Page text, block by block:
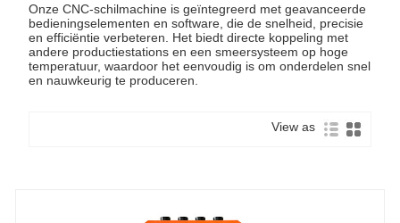
Onze CNC-schilmachine is geïntegreerd met geavanceerde
bedieningselementen en software, die de snelheid, precisie
en efficiëntie verbeteren. Het biedt directe koppeling met
andere productiestations en een smeersysteem op hoge
temperatuur, waardoor het eenvoudig is om onderdelen snel
en nauwkeurig te produceren.
View as